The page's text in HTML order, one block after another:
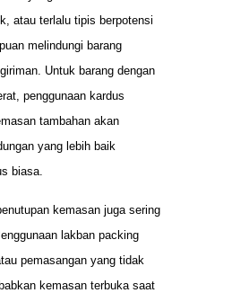
atau terlalu tipis berpotensi
melindungi barang
Untuk barang dengan
penggunaan kardus
tambahan akan
yang lebih baik
biasa.
kemasan juga sering
lakban packing
pemasangan yang tidak
kemasan terbuka saat